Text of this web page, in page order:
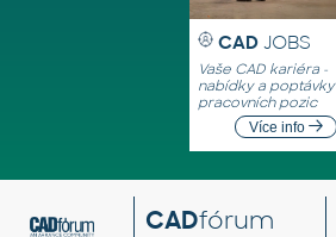
CAD JOBS
Vaše CAD kariéra -
nabídky a poptávky
pracovních pozic
Více info
CADfórum